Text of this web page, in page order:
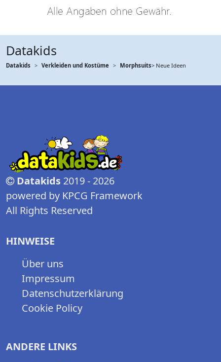
Datakids
Datakids Verkleiden und Kostüme Morphsuits> Neue Ideen
Datakids 2019 - 2026
powered by KPCG Framework
All Rights Reserved
HINWEISE
Über uns
Impressum
Datenschutzerklärung
Cookie Policy
ANDERE LINKS